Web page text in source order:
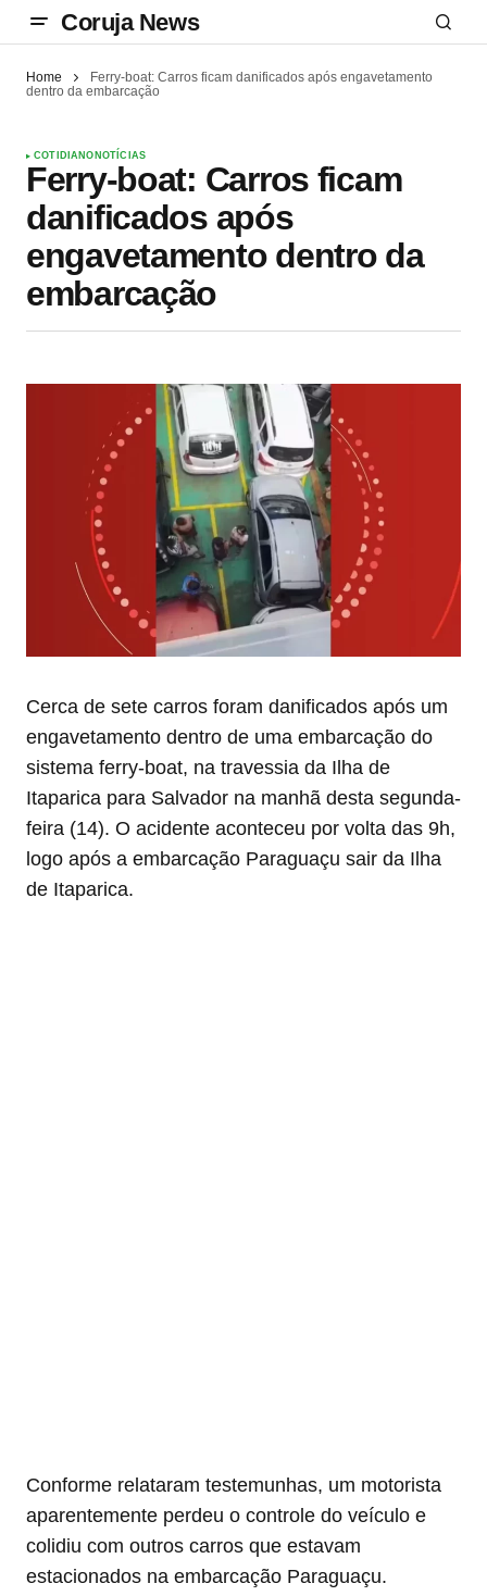
Coruja News
Home
Ferry-boat: Carros ficam danificados após engavetamento
dentro da embarcação
COTIDIANO NOTÍCIAS
Ferry-boat: Carros ficam
danificados após
engavetamento dentro da
embarcação
Cerca de sete carros foram danificados após um
engavetamento dentro de uma embarcação do
sistema ferry-boat, na travessia da Ilha de
Itaparica para Salvador na manhã desta segunda-
feira (14). O acidente aconteceu por volta das 9h,
logo após a embarcação Paraguaçu sair da Ilha
de Itaparica.
Conforme relataram testemunhas, um motorista
aparentemente perdeu o controle do veículo e
colidiu com outros carros que estavam
estacionados na embarcação Paraguaçu.